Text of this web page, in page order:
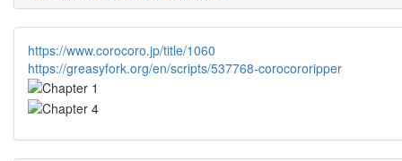
https://www.corocoro.jp/title/1060
https://greasyfork.org/en/scripts/537768-corocororipper